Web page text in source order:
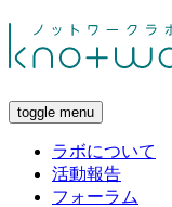
toggle menu
ラボについて
活動報告
フォーラム